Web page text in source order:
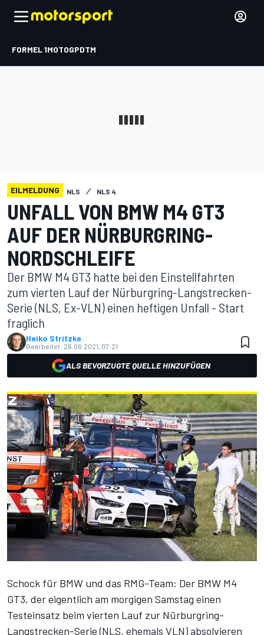
FORMEL 1MOTOGPDTM
EILMELDUNG NLS NLS 4
UNFALL VON BMW M4 GT3
AUF DER NÜRBURGRING-
NORDSCHLEIFE
Der BMW M4 GT3 hatte bei den Einstellfahrten
zum vierten Lauf der Nürburgring-Langstrecken-
Serie (NLS, Ex-VLN) einen heftigen Unfall - Start
fraglich
Heiko Stritzke
Bearbeitet: 26.06.2021, 07:21
ALS BEVORZUGTE QUELLE HINZUFÜGEN
Schock für BMW und das RMG-Team: Der BMW M4
GT3, der eigentlich am morgigen Samstag einen
Testeinsatz beim vierten Lauf zur Nürburgring-
Langstrecken-Serie (NLS, ehemals VLN) absolvieren